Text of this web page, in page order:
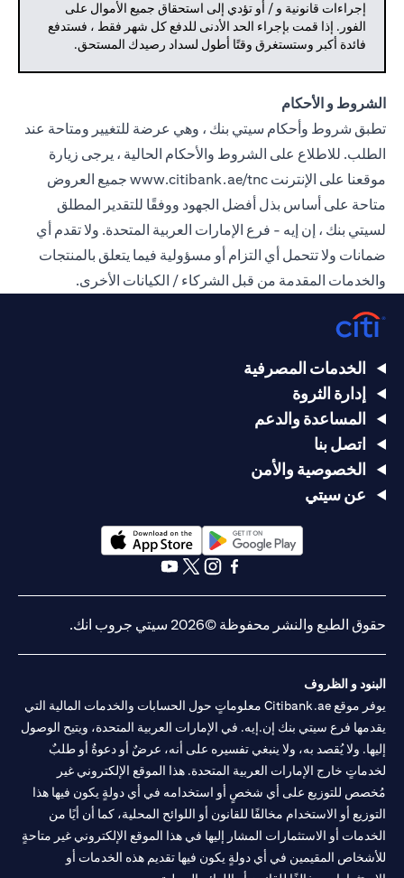
إجراءات قانونية و / أو تؤدي إلى استحقاق جميع الأموال على
الفور. إذا قمت بإجراء الحد الأدنى للدفع كل شهر فقط ، فستدفع
فائدة أكبر وستستغرق وقتًا أطول لسداد رصيدك المستحق.
الشروط و الأحكام
تطبق شروط وأحكام سيتي بنك ، وهي عرضة للتغيير ومتاحة عند
الطلب. للاطلاع على الشروط والأحكام الحالية ، يرجى زيارة
موقعنا على الإنترنت www.citibank.ae/tnc جميع العروض
متاحة على أساس بذل أفضل الجهود ووفقًا للتقدير المطلق
لسيتي بنك ، إن إيه - فرع الإمارات العربية المتحدة. ولا تقدم أي
ضمانات ولا تتحمل أي التزام أو مسؤولية فيما يتعلق بالمنتجات
والخدمات المقدمة من قبل الشركاء / الكيانات الأخرى.
الخدمات المصرفية
إدارة الثروة
المساعدة والدعم
اتصل بنا
الخصوصية والأمن
عن سيتي
opens in a new tab
opens in a new tab
حقوق الطبع والنشر محفوظة ©2026 سيتي جروب انك.
البنود و الظروف
يوفر موقع Citibank.ae معلوماتٍ حول الحسابات والخدمات المالية التي
يقدمها فرع سيتي بنك إن.إيه. في الإمارات العربية المتحدة، ويتيح الوصول
إليها. ولا يُقصد به، ولا ينبغي تفسيره على أنه، عرضٌ أو دعوةٌ أو طلبٌ
لخدماتٍ خارج الإمارات العربية المتحدة. هذا الموقع الإلكتروني غير
مُخصص للتوزيع على أي شخصٍ أو استخدامه في أي دولةٍ يكون فيها هذا
التوزيع أو الاستخدام مخالفًا للقانون أو اللوائح المحلية، كما أن أيًا من
الخدمات أو الاستثمارات المشار إليها في هذا الموقع الإلكتروني غير متاحةٍ
للأشخاص المقيمين في أي دولةٍ يكون فيها تقديم هذه الخدمات أو